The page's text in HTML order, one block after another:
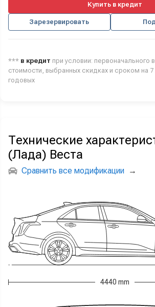
Купить в кредит
Зарезервировать
*** в кредит при условии: первоначального
стоимости, выбранных скидках и сроком на 7
годовых
Технические
(Лада) Веста
Сравнить все модификации →
4440 mm